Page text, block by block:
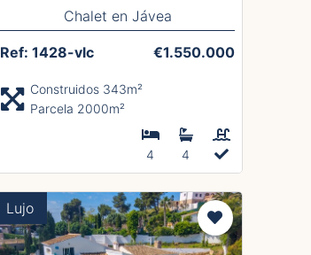
Chalet en Jávea
Ref: 1428-vlc €1.550.000
Construidos 343m²
Parcela 2000m²
4 4
Lujo